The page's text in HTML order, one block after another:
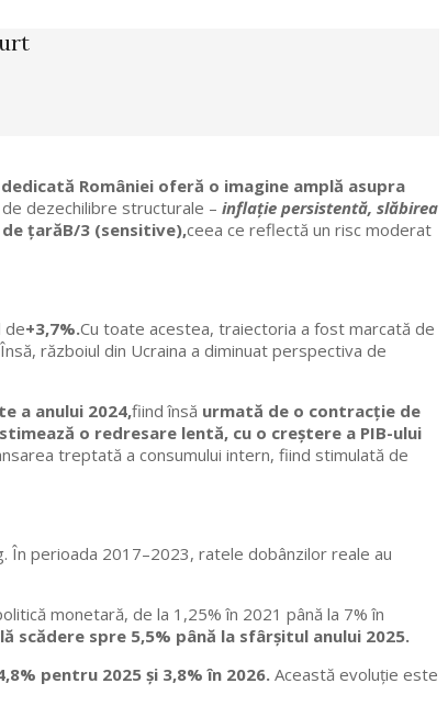
României oferă o imagine amplă asupra
dezechilibre structurale – inflație persistentă, slăbirea
țarăB/3 (sensitive),ceea ce reflectă un risc moderat
de+3,7%.Cu toate acestea, traiectoria a fost marcată de
războiul din Ucraina a diminuat perspectiva de
a anului 2024,fiind însă urmată de o contracție de
o redresare lentă, cu o creștere a PIB-ului
treptată a consumului intern, fiind stimulată de
În perioada 2017–2023, ratele dobânzilor reale au
monetară, de la 1,25% în 2021 până la 7% în
scădere spre 5,5% până la sfârșitul anului 2025.
pentru 2025 și 3,8% în 2026. Această evoluție este